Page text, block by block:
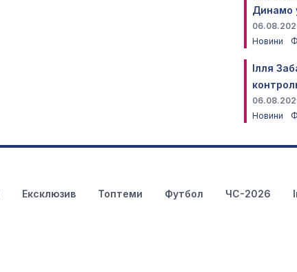
Динамо
Новини
Ілля
Новини
Ексклюзив Топтеми Футбол ЧС-2026